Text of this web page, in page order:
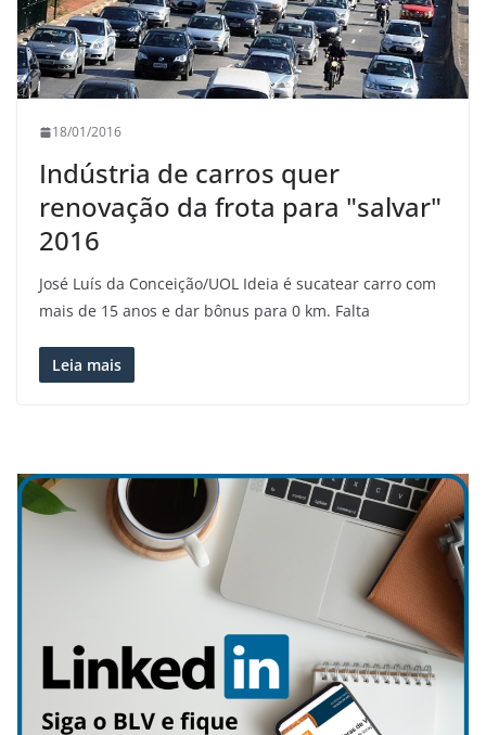
18/01/2016
Indústria de carros quer
renovação da frota para "salvar"
2016
José Luís da Conceição/UOL Ideia é sucatear carro com
mais de 15 anos e dar bônus para 0 km. Falta
Leia mais